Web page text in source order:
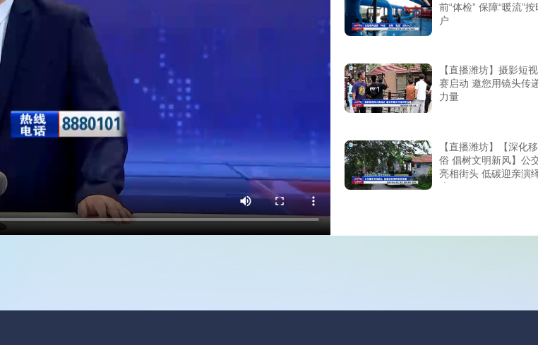
前“体检” 保障“暖流”
户
【直播潍坊】摄影短
赛启动 邀您用镜头传
力量
【直播潍坊】【深化
俗 倡树文明新风】公
亮相街头 低碳迎亲演